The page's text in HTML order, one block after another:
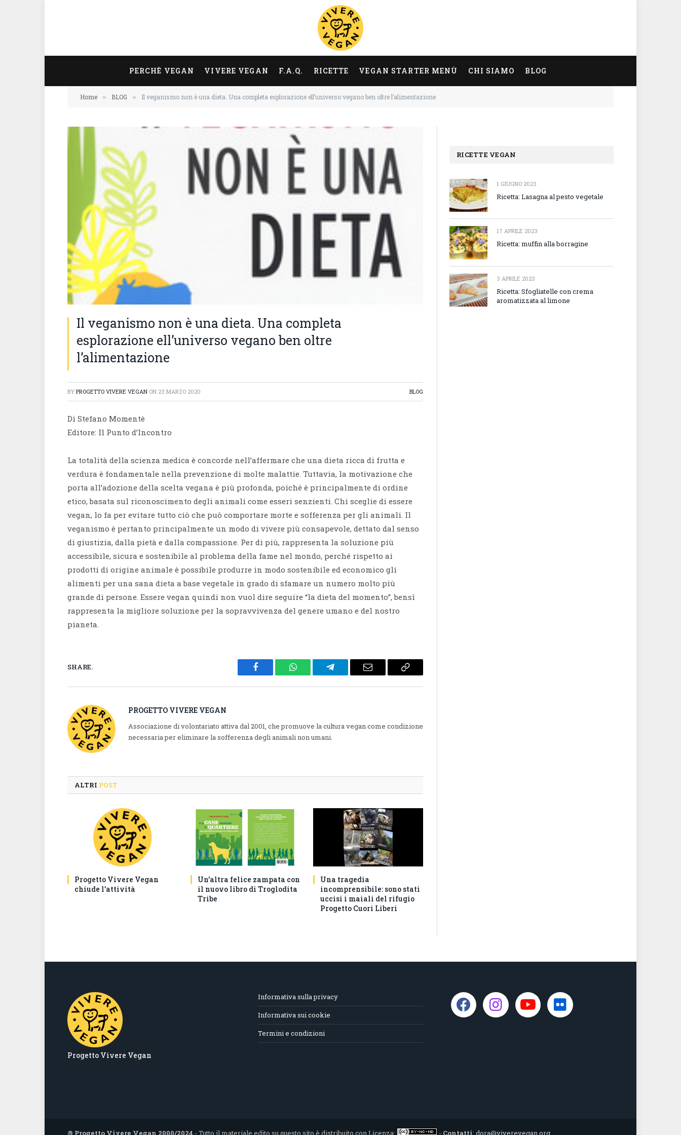
PERCHÈ VEGAN VIVERE VEGAN F.A.Q. RICETTE VEGAN STARTER MENÙ CHI SIAMO BLOG
Home » BLOG » Il veganismo non è una dieta. Una completa esplorazione ell’universo vegano ben oltre l’alimentazione
Il veganismo non è una dieta. Una completa
esplorazione ell’universo vegano ben oltre
l’alimentazione
BY PROGETTO VIVERE VEGAN ON 23 MARZO 2020 BLOG
Di Stefano Momentè
Editore: Il Punto d’Incontro
La totalità della scienza medica è concorde nell’affermare che una dieta ricca di frutta e
verdura è fondamentale nella prevenzione di molte malattie. Tuttavia, la motivazione che
porta all’adozione della scelta vegana è più profonda, poiché è principalmente di ordine
etico, basata sul riconoscimento degli animali come esseri senzienti. Chi sceglie di essere
vegan, lo fa per evitare tutto ciò che può comportare morte e sofferenza per gli animali. Il
veganismo è pertanto principalmente un modo di vivere più consapevole, dettato dal senso
di giustizia, dalla pietà e dalla compassione. Per di più, rappresenta la soluzione più
accessibile, sicura e sostenibile al problema della fame nel mondo, perché rispetto ai
prodotti di origine animale è possibile produrre in modo sostenibile ed economico gli
alimenti per una sana dieta a base vegetale in grado di sfamare un numero molto più
grande di persone. Essere vegan quindi non vuol dire seguire “la dieta del momento”, bensì
rappresenta la migliore soluzione per la sopravvivenza del genere umano e del nostro
pianeta.
SHARE.
Facebook WhatsAppTelegram Email
Copy
PROGETTO VIVERE VEGAN
Associazione di volontariato attiva dal 2001, che promuove la cultura vegan come condizione
necessaria per eliminare la sofferenza degli animali non umani.
ALTRI POST
Progetto Vivere Vegan
chiude l’attività
Un’altra felice zampata con
il nuovo libro di Troglodita
Tribe
Una tragedia
incomprensibile: sono stati
uccisi i maiali del rifugio
Progetto Cuori Liberi
RICETTE VEGAN
1 GIUGNO 2023
Ricetta: Lasagna al pesto vegetale
17 APRILE 2023
Ricetta: muffin alla borragine
3 APRILE 2023
Ricetta: Sfogliatelle con crema
aromatizzata al limone
Progetto Vivere Vegan
Informativa sulla privacy
Informativa sui cookie
Termini e condizioni
® Progetto Vivere Vegan 2000/2024 - Tutto il materiale edito su questo sito è distribuito con Licenza: - Contatti: dora@viverevegan.org